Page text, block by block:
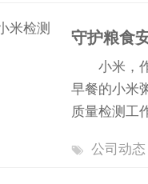
守护粮食
小米，作
早餐的小米
质量检测工
公司动态